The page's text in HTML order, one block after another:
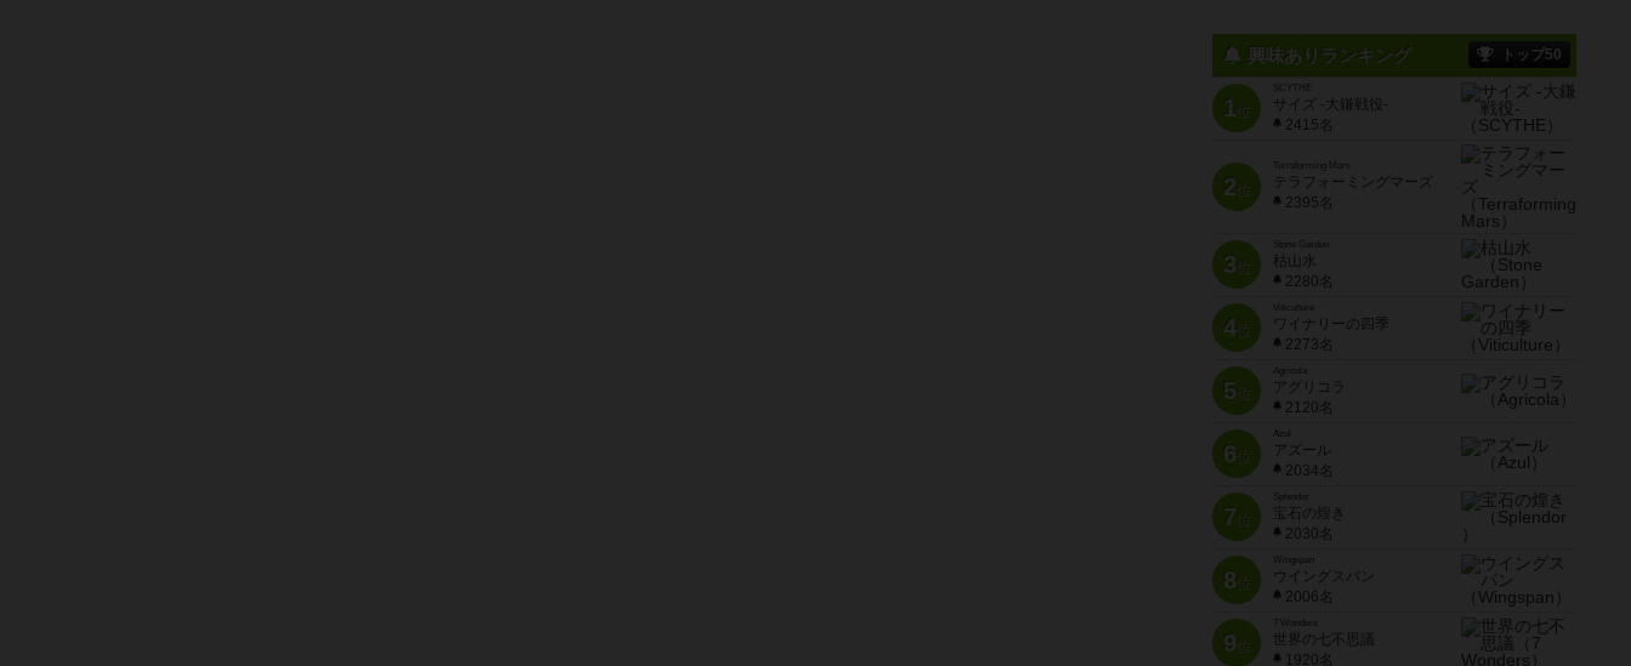
興味ありランキング トップ50
1位
SCYTHE
サイズ -大鎌戦役-
2415名
2位
Terraforming Mars
テラフォーミングマーズ
2395名
3位
Stone Garden
枯山水
2280名
4位
Viticulture
ワイナリーの四季
2273名
5位
Agricola
アグリコラ
2120名
6位
Azul
アズール
2034名
7位
宝石の煌き
2030名
8位
Wingspan
ウイングスパン
2006名
9位
7 Wonders
世界の七不思議
1920名